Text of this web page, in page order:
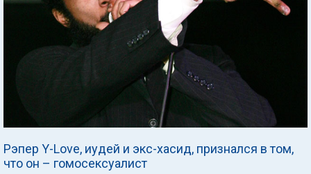
Рэпер Y-Love, иудей и экс-хасид, признался в том,
что он – гомосексуалист